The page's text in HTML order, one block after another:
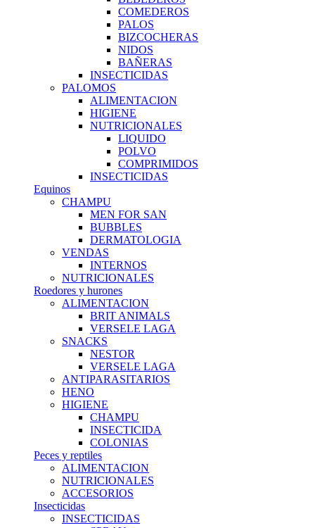
COMEDEROS
PALOS
BIZCOCHERAS
NIDOS
BAÑERAS
INSECTICIDAS
PALOMOS
ALIMENTACION
HIGIENE
NUTRICIONALES
LIQUIDO
POLVO
COMPRIMIDOS
INSECTICIDAS
Equinos
CHAMPU
MEN FOR SAN
BUBBLES
DERMATOLOGIA
VENDAS
INTERNOS
NUTRICIONALES
Roedores y hurones
ALIMENTACION
BRIT ANIMALS
VERSELE LAGA
SNACKS
NESTOR
VERSELE LAGA
ANTIPARASITARIOS
HENO
HIGIENE
CHAMPU
INSECTICIDA
COLONIAS
Peces y reptiles
ALIMENTACION
NUTRICIONALES
ACCESORIOS
Insecticidas
INSECTICIDAS